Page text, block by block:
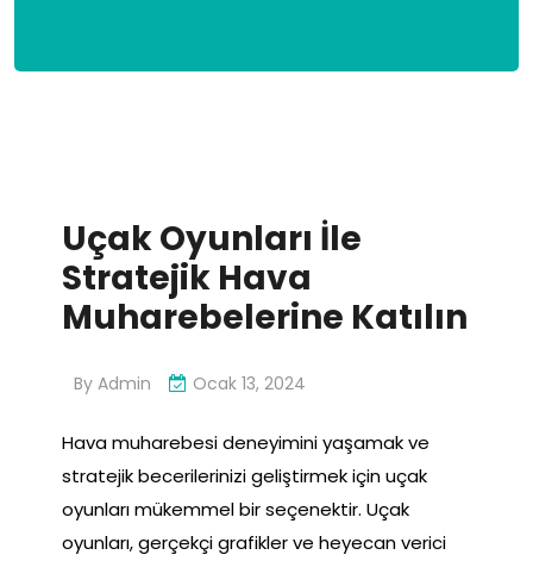
Uçak Oyunları İle
Stratejik Hava
Muharebelerine Katılın
By Admin Ocak 13, 2024
Hava muharebesi deneyimini yaşamak ve
stratejik becerilerinizi geliştirmek için uçak
oyunları mükemmel bir seçenektir. Uçak
oyunları, gerçekçi grafikler ve heyecan verici